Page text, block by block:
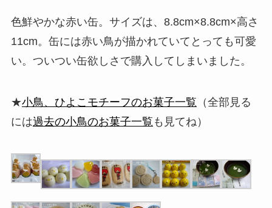
色鮮やかな赤い缶。サイズは、8.8cm×8.8cm×高さ
11cm。缶には赤い鳥が描かれていてとっても可愛
い。ついつい缶欲しさで購入してしまいました。
★小鳥、ひよこモチーフのお菓子一覧 （全部見る
には過去の小鳥のお菓子一覧 も見てね）